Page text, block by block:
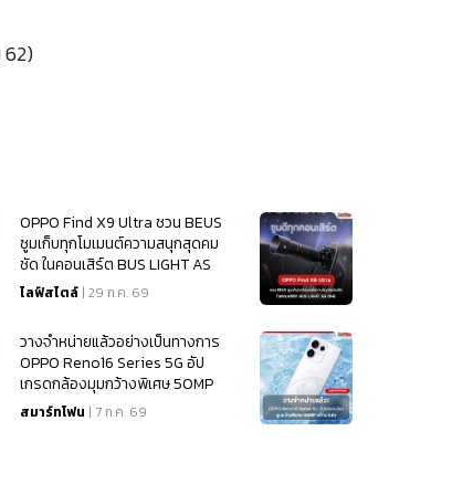
OPPO Find X9 Ultra ชวน BEUS
ซูมเก็บทุกโมเมนต์ความสนุกสุดคม
ชัด ในคอนเสิร์ต BUS LIGHT AS
ONE
ไลฟ์สไตล์ | 29 ก.ค. 69
วางจำหน่ายแล้วอย่างเป็นทางการ
OPPO Reno16 Series 5G อัป
เกรดกล้องมุมกว้างพิเศษ 50MP
กว้าง 0.6x
สมาร์ทโฟน | 7 ก.ค. 69